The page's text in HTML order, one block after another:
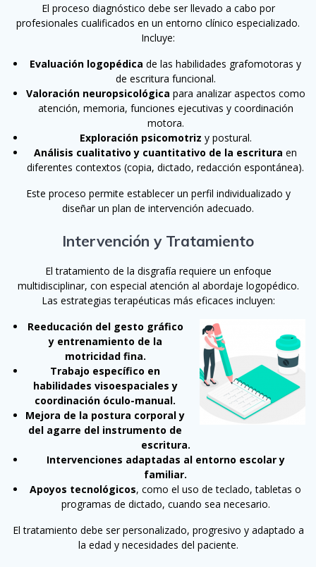
El proceso diagnóstico debe ser llevado a cabo por
profesionales cualificados en un entorno clínico especializado.
Incluye:
Evaluación logopédica de las habilidades grafomotoras y
de escritura funcional.
Valoración neuropsicológica para analizar aspectos como
atención, memoria, funciones ejecutivas y coordinación
motora.
Exploración psicomotriz y postural.
Análisis cualitativo y cuantitativo de la escritura en
diferentes contextos (copia, dictado, redacción espontánea).
Este proceso permite establecer un perfil individualizado y
diseñar un plan de intervención adecuado.
Intervención y Tratamiento
El tratamiento de la disgrafía requiere un enfoque
multidisciplinar, con especial atención al abordaje logopédico.
Las estrategias terapéuticas más eficaces incluyen:
Reeducación del gesto gráfico
y entrenamiento de la
motricidad fina.
Trabajo específico en
habilidades visoespaciales y
coordinación óculo-manual.
Mejora de la postura corporal y
del agarre del instrumento de
escritura.
Intervenciones adaptadas al entorno escolar y
familiar.
Apoyos tecnológicos, como el uso de teclado, tabletas o
programas de dictado, cuando sea necesario.
El tratamiento debe ser personalizado, progresivo y adaptado a
la edad y necesidades del paciente.